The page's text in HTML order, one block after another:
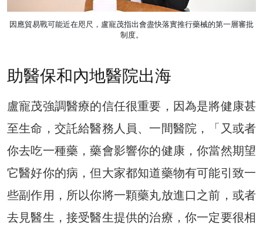
因應貿易戰可能近在咫尺，盧寵茂指出會盡快落實推行藥械的第一層審批
制度。
助醫保和內地醫院出海
盧寵茂強調醫療的信任很重要，因為是將健康甚
至生命，交託給醫務人員、一間醫院，「又或者
你去吃一種藥，藥會影響你的健康，你當然期望
它醫好你的病，但大家都知道藥物有可能引致一
些副作用，所以你將一顆藥丸放進口之前，或者
去見醫生，接受醫生提供的治療，你一定要很相